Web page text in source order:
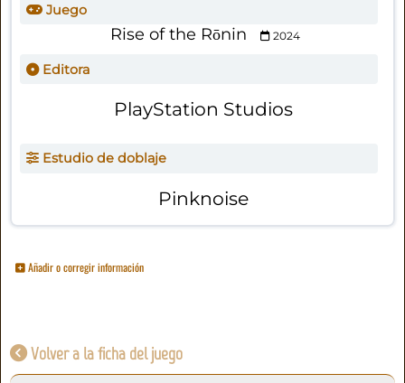
Juego
Rise of the Rōnin 2024
Editora
PlayStation Studios
Estudio de doblaje
Pinknoise
Añadir o corregir información
Volver a la ficha del juego